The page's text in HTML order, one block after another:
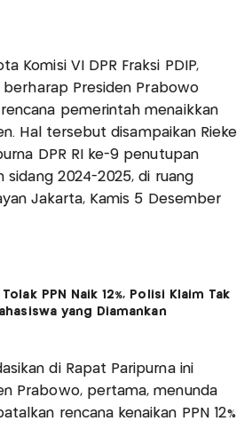
Komisi VI DPR Fraksi PDIP,
berharap Presiden Prabowo
pemerintah menaikkan
Hal tersebut disampaikan Rieke
DPR RI ke-9 penutupan
sidang 2024-2025, di ruang
Jakarta, Kamis 5 Desember
PPN Naik 12%, Polisi Klaim Tak
yang Diamankan
di Rapat Paripurna ini
Prabowo, pertama, menunda
rencana kenaikan PPN 12%